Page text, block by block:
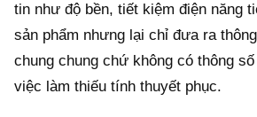
tin như độ bền, tiết kiệm điện năng
sản phẩm nhưng lại chỉ đưa ra
chung chung chứ không có thông
việc làm thiếu tính thuyết phục.